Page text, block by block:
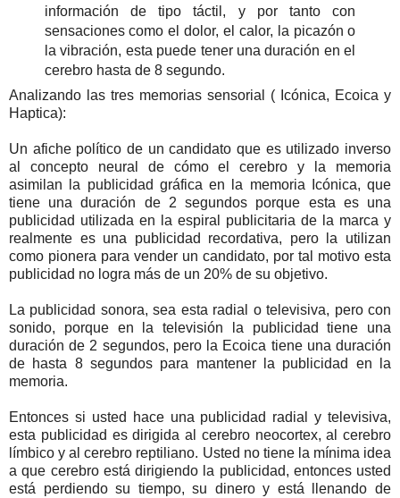
información de tipo táctil, y por tanto con
sensaciones como el dolor, el calor, la picazón o
la vibración, esta puede tener una duración en el
cerebro hasta de 8 segundo.
Analizando las tres memorias sensorial ( Icónica, Ecoica y
Haptica):
Un afiche político de un candidato que es utilizado inverso
al concepto neural de cómo el cerebro y la memoria
asimilan la publicidad gráfica en la memoria Icónica, que
tiene una duración de 2 segundos porque esta es una
publicidad utilizada en la espiral publicitaria de la marca y
realmente es una publicidad recordativa, pero la utilizan
como pionera para vender un candidato, por tal motivo esta
publicidad no logra más de un 20% de su objetivo.
La publicidad sonora, sea esta radial o televisiva, pero con
sonido, porque en la televisión la publicidad tiene una
duración de 2 segundos, pero la Ecoica tiene una duración
de hasta 8 segundos para mantener la publicidad en la
memoria.
Entonces si usted hace una publicidad radial y televisiva,
esta publicidad es dirigida al cerebro neocortex, al cerebro
límbico y al cerebro reptiliano. Usted no tiene la mínima idea
a que cerebro está dirigiendo la publicidad, entonces usted
está perdiendo su tiempo, su dinero y está llenando de